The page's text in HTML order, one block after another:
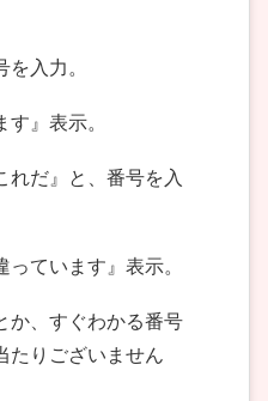
入力。
す』表示。
れだ』と、番号を入
ています』表示。
か、すぐわかる番号
たりございません